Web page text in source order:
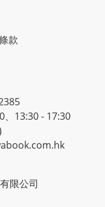
款
、13:30 - 17:30
限公司